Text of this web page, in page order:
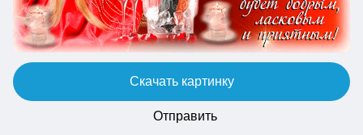
Скачать картинку
Отправить